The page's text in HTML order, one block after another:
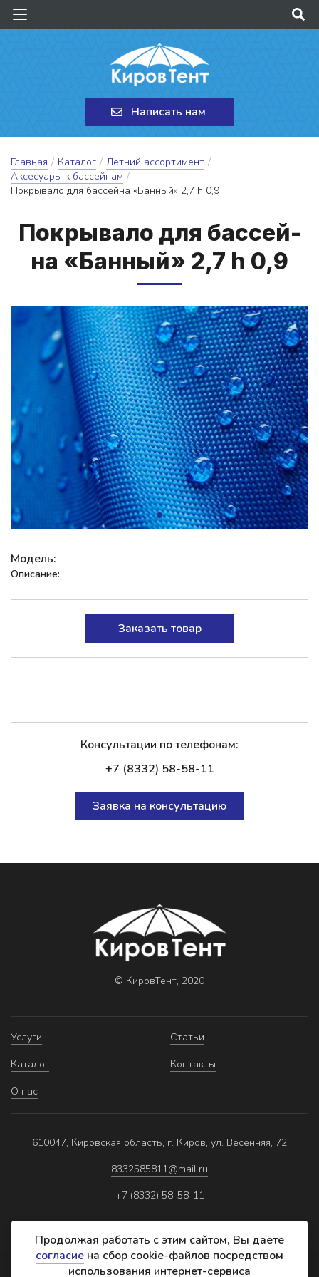
Написать нам
Главная / Каталог / Летний ассортимент /
Аксесуары к бассейнам /
Покрывало для бассейна «Банный» 2,7 h 0,9
Пок­ры­ва­ло для бас­сей­
на «Бан­ный» 2,7 h 0,9
Модель:
Описание:
Заказать товар
Консультации по телефонам:
+7 (8332) 58-58-11
Заявка на консультацию
© КировТент, 2020
Услуги
Каталог
О нас
Статьи
Контакты
610047, Кировская область, г. Киров, ул. Весенняя, 72
8332585811@mail.ru
+7 (8332) 58-58-11
Политика обработки персональных данных
Продолжая работать с этим сайтом, Вы даёте
согласие на сбор cookie-файлов посредством
использования интернет-сервиса